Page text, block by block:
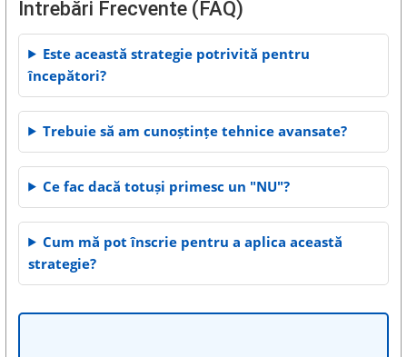
Întrebări Frecvente (FAQ)
Este această strategie potrivită pentru
începători?
Trebuie să am cunoștințe tehnice avansate?
Ce fac dacă totuși primesc un "NU"?
Cum mă pot înscrie pentru a aplica această
strategie?